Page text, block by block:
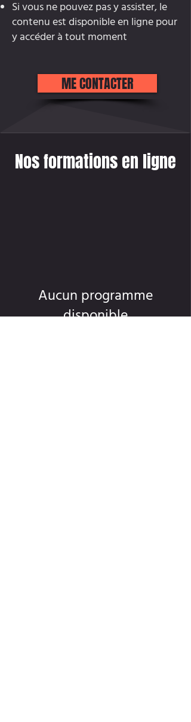
Si vous ne pouvez pas y assister, le
contenu est disponible en ligne pour
y accéder à tout moment
ME CONTACTER
Nos formations en ligne
Aucun programme
disponible